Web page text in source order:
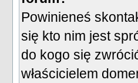
Powinieneś
się kto nim jest
do kogo się
właścicielem